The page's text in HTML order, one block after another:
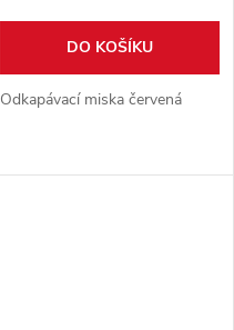
DO KOŠÍKU
Odkapávací miska červená